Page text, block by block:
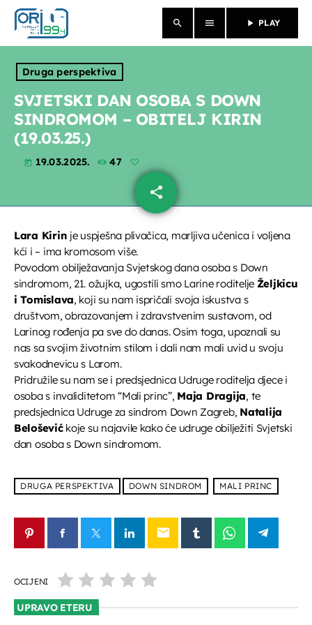
search menu play_arrow PLAY
close
O NAMA
VIJESTI
EMISIJE
UPRAVO ETERU
Informativni
13:30 - 14:00 more_vert
Ljudi i događaji
Emisija koja donosi priče iz života – o zanimljivim
okolice. Kroz razgovore, reportaže i prisjećanja bilježimo
trenutke koji ostavljaju trag u zajednici.
close
Glazbeni blok
14:00 - 15:00
Druga perspektiva
SVJETSKI DAN OSOBA S DOWN
SINDROMOM – OBITELJ KIRIN
(19.03.25.)
today 19.03.2025. 47
share
email
Lara Kirin je uspješna plivačica, marljiva učenica i voljena
kći i – ima kromosom više.
Povodom obilježavanja Svjetskog dana osoba s Down
sindromom, 21. ožujka, ugostili smo Larine roditelje Željkicu
i Tomislava, koji su nam ispričali svoja iskustva s
društvom, obrazovanjem i zdravstvenim sustavom, od
Larinog rođenja pa sve do danas. Osim toga, upoznali su
nas sa svojim životnim stilom i dali nam mali uvid u svoju
svakodnevicu s Larom.
Pridružile su nam se i predsjednica Udruge roditelja djece i
osoba s invaliditetom “Mali princ”, Maja Dragija, te
predsjednica Udruge za sindrom Down Zagreb, Natalija
Beloševićkoje su najavile kako će udruge obilježiti Svjetski
dan osoba s Down sindromom.
DRUGA PERSPEKTIVA DOWN SINDROM MALI PRINC
email
OCIJENI
UPRAVO ETERU